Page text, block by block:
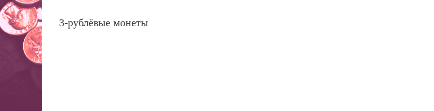
3-рублёвые монеты